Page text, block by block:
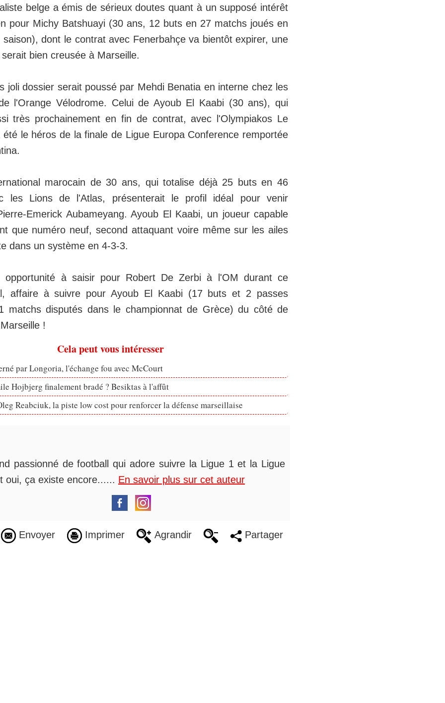
belge a émis de sérieux doutes quant à un supposé intérêt
pour Michy Batshuayi (30 ans, 12 buts en 27 matchs joués en
dont le contrat avec Fenerbahçe va bientôt expirer, une
bien creusée à Marseille.
joli dossier serait poussé par Mehdi Benatia en interne chez les
l'Orange Vélodrome. Celui de Ayoub El Kaabi (30 ans), qui
très prochainement en fin de contrat, avec l'Olympiakos Le
été le héros de la finale de Ligue Europa Conference remportée
marocain de 30 ans, qui totalise déjà 25 buts en 46
les Lions de l'Atlas, présenterait le profil idéal pour venir
Emerick Aubameyang. Ayoub El Kaabi, un joueur capable
que numéro neuf, second attaquant voire même sur les ailes
dans un système en 4-3-3.
opportunité à saisir pour Robert De Zerbi à l'OM durant ce
affaire à suivre pour Ayoub El Kaabi (17 buts et 2 passes
matchs disputés dans le championnat de Grèce) du côté de
!
Cela peut vous intéresser
par Longoria, l'échange fou avec McCourt
Hojbjerg finalement bradé ? Besiktas à l'affût
Reabciuk, la piste low cost pour renforcer la défense marseillaise
passionné de football qui adore suivre la Ligue 1 et la Ligue
oui, ça existe encore...... En savoir plus sur cet auteur
Envoyer Imprimer Agrandir Partager